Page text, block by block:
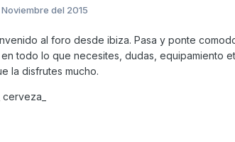
del 2015
al foro desde ibiza. Pasa y ponte
todo lo que necesites, dudas, equipamiento
la disfrutes mucho.